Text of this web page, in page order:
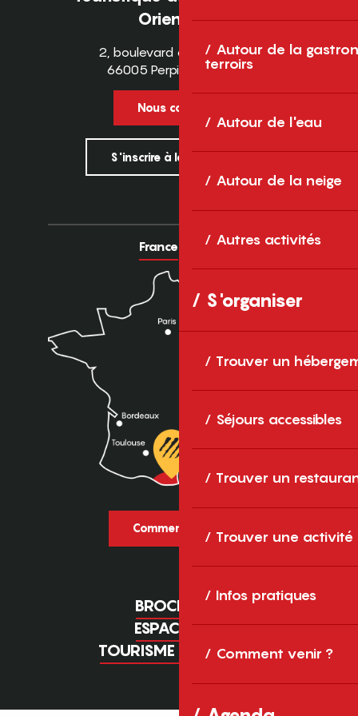
Autour de la
terroirs
Autour de l'eau
Autour de la neige
Autres activités
S'organiser
Trouver un
Séjours accessibles
Trouver un
Trouver une activité
Infos pratiques
Comment venir ?
Orientales
2, boulevard des Pyrénées
66005 Perpignan Cedex
Nous contacter
S'inscrire à la newsletter
France Europe
Comment venir ?
BROCHURES
ESPACE PRO
TOURISME D'AFFAIRES